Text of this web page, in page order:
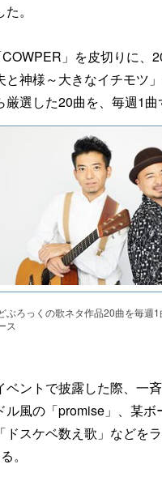
。
」を皮切りに、
神様～大きなイチモツ
選した20曲を、毎週1曲
ぶろっくの歌ネタ作品20曲を毎週1
ス
ントで披露した際、一
ル風の「promise」、某
ドスケベ数え歌」などを
。